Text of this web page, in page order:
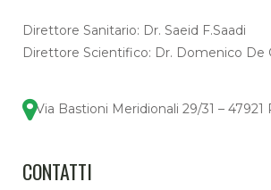
Direttore Sanitario: Dr. Saeid F.Saadi
Direttore Scientifico: Dr. Domenico De
Via Bastioni Meridionali 29/31 – 47921
CONTATTI